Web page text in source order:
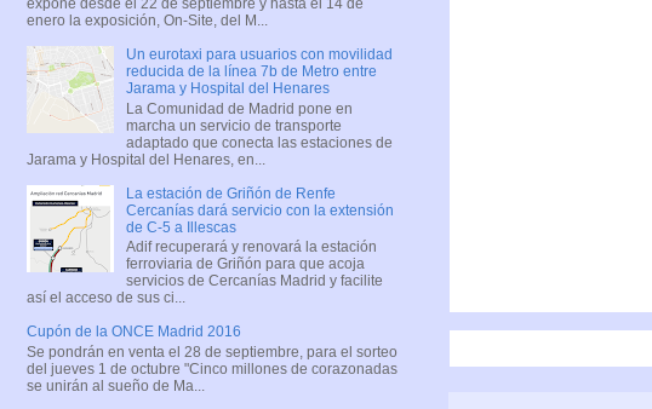
expone desde el 22 de septiembre y hasta el 14 de
enero la exposición, On-Site, del M...
Un eurotaxi para usuarios con movilidad
reducida de la línea 7b de Metro entre
Jarama y Hospital del Henares
La Comunidad de Madrid pone en
marcha un servicio de transporte
adaptado que conecta las estaciones de
Jarama y Hospital del Henares, en...
La estación de Griñón de Renfe
Cercanías dará servicio con la extensión
de C-5 a Illescas
Adif recuperará y renovará la estación
ferroviaria de Griñón para que acoja
servicios de Cercanías Madrid y facilite
así el acceso de sus ci...
Cupón de la ONCE Madrid 2016
Se pondrán en venta el 28 de septiembre, para el sorteo
del jueves 1 de octubre "Cinco millones de corazonadas
se unirán al sueño de Ma...